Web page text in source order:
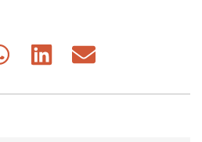
Share
Share